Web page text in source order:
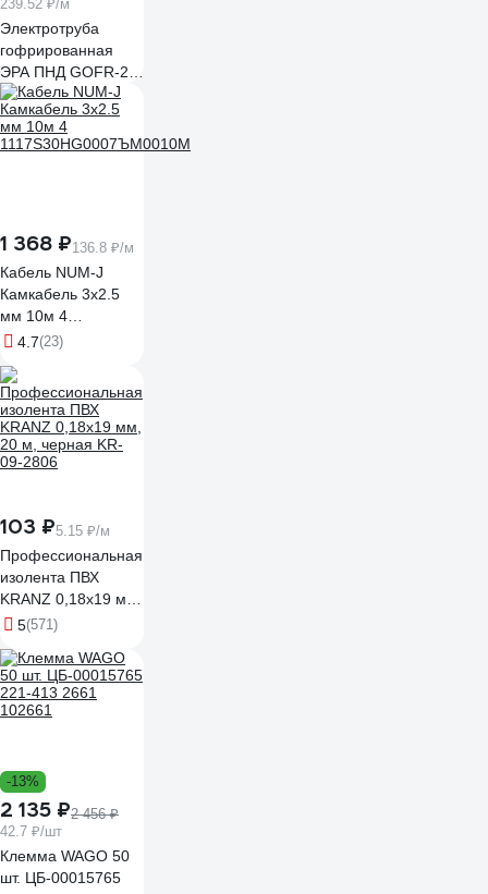
239.52 ₽/м
Электротруба
гофрированная
ЭРА ПНД GOFR-20-
50-HD-ВП3-2,5LS-
50 черная d 20 с
кабелем ВВГ-
1 368 ₽136.8 ₽/м
Кабель NUM-J
Камкабель 3x2.5
мм 10м 4
1117S30HG0007ЪM0010М
4.7(23)
103 ₽5.15 ₽/м
Профессиональная
изолента ПВХ
KRANZ 0,18х19 мм,
20 м, черная KR-
5(571)
-13%
2 135 ₽2 456 ₽
42.7 ₽/шт
Клемма WAGO 50
шт. ЦБ-00015765